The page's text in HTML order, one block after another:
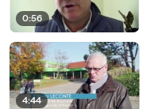
0:56
4:44